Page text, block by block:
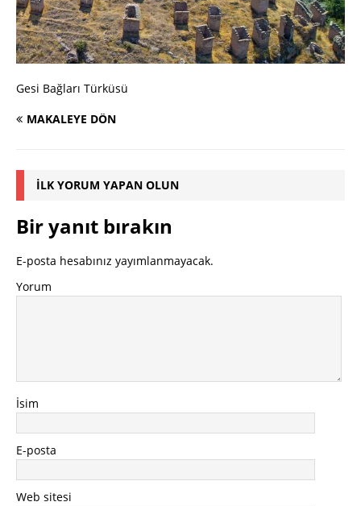
Gesi Bağları Türküsü
MAKALEYE DÖN
İLK YORUM YAPAN OLUN
Bir yanıt bırakın
E-posta hesabınız yayımlanmayacak.
Yorum
İsim
E-posta
Web sitesi